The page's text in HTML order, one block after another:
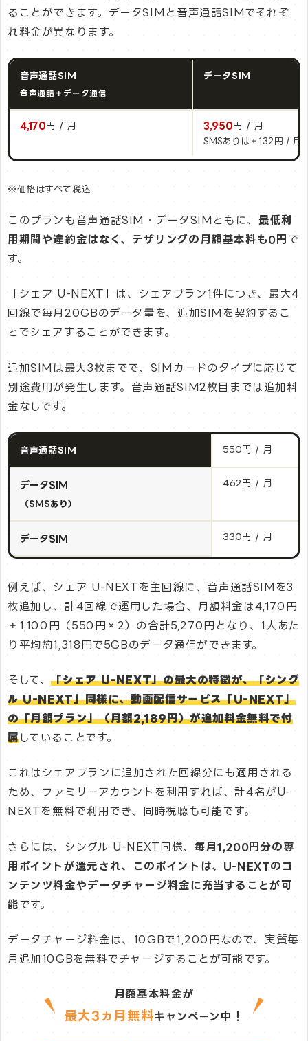
ることができます。データSIMと音声通話SIMでそれぞ
れ料金が異なります。
音声通話SIM
音声通話＋データ通信
データSIM
4,170 円 / 月 3,950 円 / 月
SMSありは＋132円 / 月
※価格はすべて税込
このプランも音声通話SIM・データSIMともに、 最低利
用期間や違約金はなく、テザリングの月額基本料も0円 で
す。
「シェア U-NEXT」は、シェアプラン1件につき、最大4
回線で毎月20GBのデータ量を、追加SIMを契約するこ
とでシェアすることができます。
追加SIMは最大3枚までで、SIMカードのタイプに応じて
別途費用が発生します。⾳声通話SIM2枚⽬までは追加料
⾦なしです。
音声通話SIM 550円 / 月
データSIM
（SMSあり）
462円 / 月
データSIM 330円 / 月
例えば、シェア U-NEXTを主回線に、音声通話SIMを3
枚追加し、計4回線で運用した場合、月額料金は4,170円
＋1,100円（550円×2）の合計5,270円となり、1人あた
り平均約1,318円で5GBのデータ通信ができます。
そして、「シェア U-NEXT」の最大の特徴が、「シング
ル U-NEXT」同様に、動画配信サービス「U-NEXT」
の「月額プラン」（月額2,189円）が追加料金無料で付
属していることです。
これはシェアプランに追加された回線分にも適用される
ため、ファミリーアカウントを利用すれば、計4名がU-
NEXTを無料で利用でき、同時視聴も可能です。
さらには、シングル U-NEXT同様、 毎月1,200円分の専
用ポイントが還元され、このポイントは、U-NEXTのコ
ンテンツ料金やデータチャージ料金に充当することが可
能です。
データチャージ料金は、10GBで1,200円なので、実質毎
月追加10GBを無料でチャージすることが可能です。
月額基本料金が
最大3ヵ月無料キャンペーン中！